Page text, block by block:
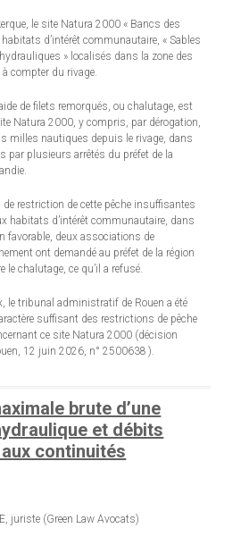
le site Natura 2000 « Bancs des
d’intérêt communautaire, « Sables
» localisés dans la zone des
compter du rivage.
de filets remorqués, ou chalutage, est
Natura 2000, y compris, par dérogation,
milles nautiques depuis le rivage, dans
par plusieurs arrêtés du préfet de la
restriction de cette pêche insuffisantes
habitats d’intérêt communautaire, dans
favorable, deux associations de
ont demandé au préfet de la région
le chalutage, ce qu’il a refusé.
le tribunal administratif de Rouen a été
suffisant des restrictions de pêche
ce site Natura 2000 (décision
12 juin 2026, n° 2500638 ).
brute d’une
et débits
continuités
juriste (Green Law Avocats)